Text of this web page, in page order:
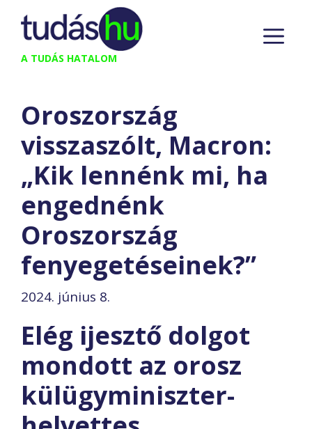
Kilépés
tartalomba
A TUDÁS HATALOM
Oroszország
visszaszólt, Macron:
„Kik lennénk mi, ha
engednénk
Oroszország
fenyegetéseinek?”
2024. június 8.
Elég ijesztő dolgot
mondott az orosz
külügyminiszter-